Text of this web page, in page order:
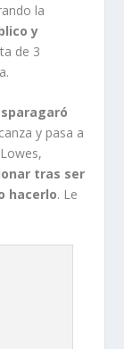
la
y
de 3
y pasa a
tras ser
hacerlo. Le